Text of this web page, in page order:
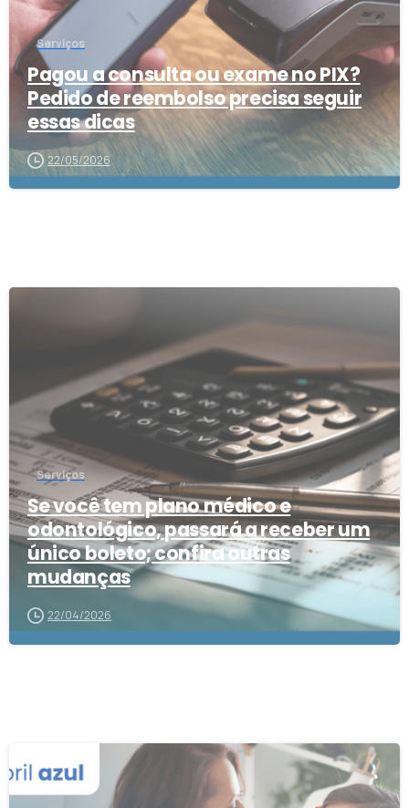
Serviços
Pagou a consulta ou exame no PIX?
Pedido de reembolso precisa seguir
essas dicas
22/05/2026
Serviços
Se você tem plano médico e
odontológico, passará a receber um
único boleto; confira outras
mudanças
22/04/2026
3